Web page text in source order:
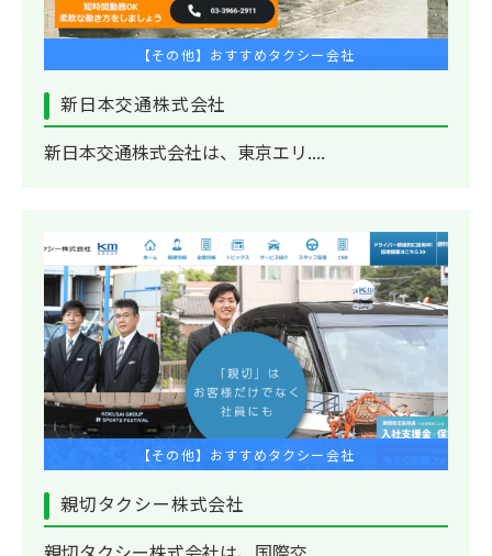
【その他】おすすめタクシー会社
新日本交通株式会社
新日本交通株式会社は、東京エリ....
【その他】おすすめタクシー会社
親切タクシー株式会社